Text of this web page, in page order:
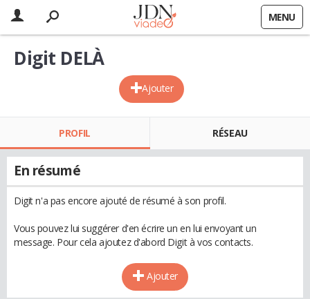
MENU
Ajouter
Digit DELÀ
PROFIL RÉSEAU
En résumé
Digit n'a pas encore ajouté de résumé à son profil.
Vous pouvez lui suggérer d'en écrire un en lui envoyant un
message. Pour cela ajoutez d'abord Digit à vos contacts.
Ajouter